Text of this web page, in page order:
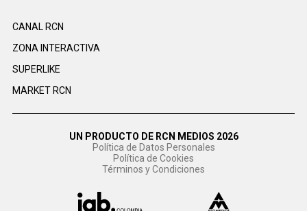
CANAL RCN
ZONA INTERACTIVA
SUPERLIKE
MARKET RCN
UN PRODUCTO DE RCN MEDIOS 2026
Política de Datos Personales
Política de Cookies
Términos y Condiciones